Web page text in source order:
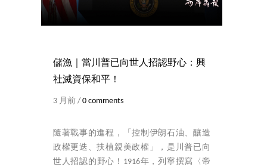
儲漁｜當川普已向世人招認野心：興
社滅資保和平！
3 月前 / 0 comments
隨著戰事的進程，「控制伊朗石油、釀造
政權更迭、扶植親美政權」，是川普已向
世人招認的野心！1916年，列寧撰寫〈帝